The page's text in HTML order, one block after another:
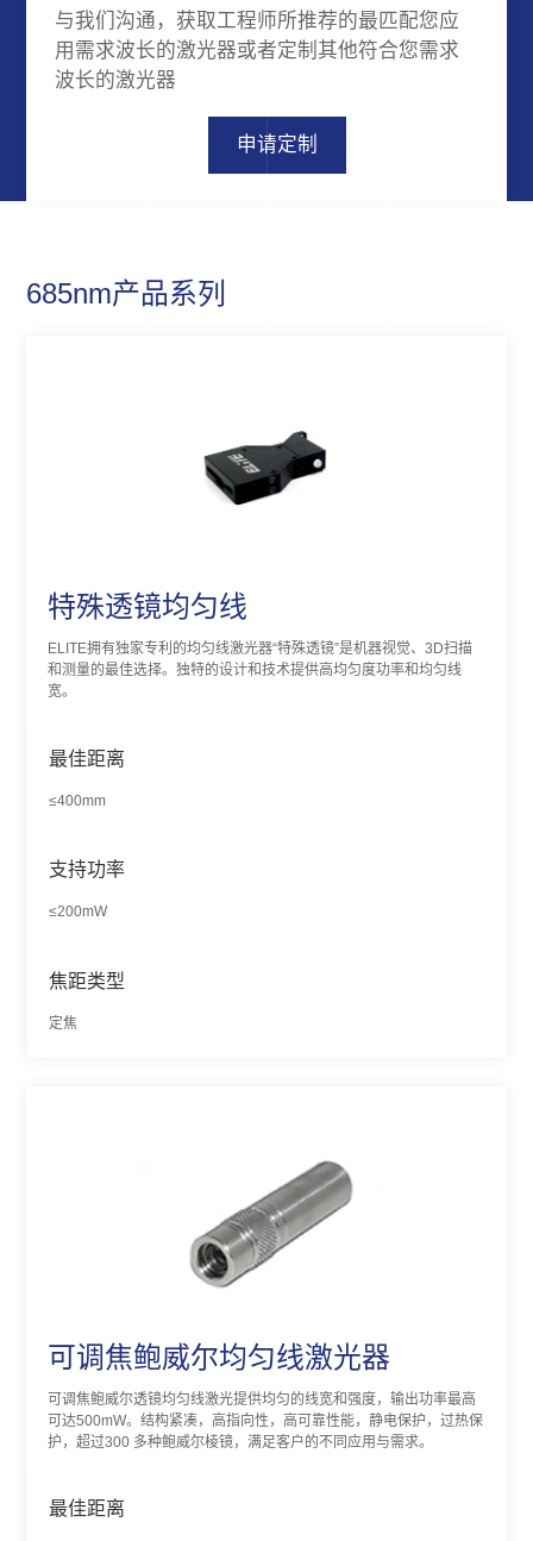
与我们沟通，获取工程师所推荐的最匹配您应
用需求波长的激光器或者定制其他符合您需求
波长的激光器
申请定制
685nm产品系列
特殊透镜均匀线
ELITE拥有独家专利的均匀线激光器“特殊透镜”是机器视觉、3D扫描
和测量的最佳选择。独特的设计和技术提供高均匀度功率和均匀线
宽。
最佳距离
≤400mm
支持功率
≤200mW
焦距类型
定焦
可调焦鲍威尔均匀线激光器
可调焦鲍威尔透镜均匀线激光提供均匀的线宽和强度，输出功率最高
可达500mW。结构紧凑，高指向性，高可靠性能，静电保护，过热保
护，超过300 多种鲍威尔棱镜，满足客户的不同应用与需求。
最佳距离